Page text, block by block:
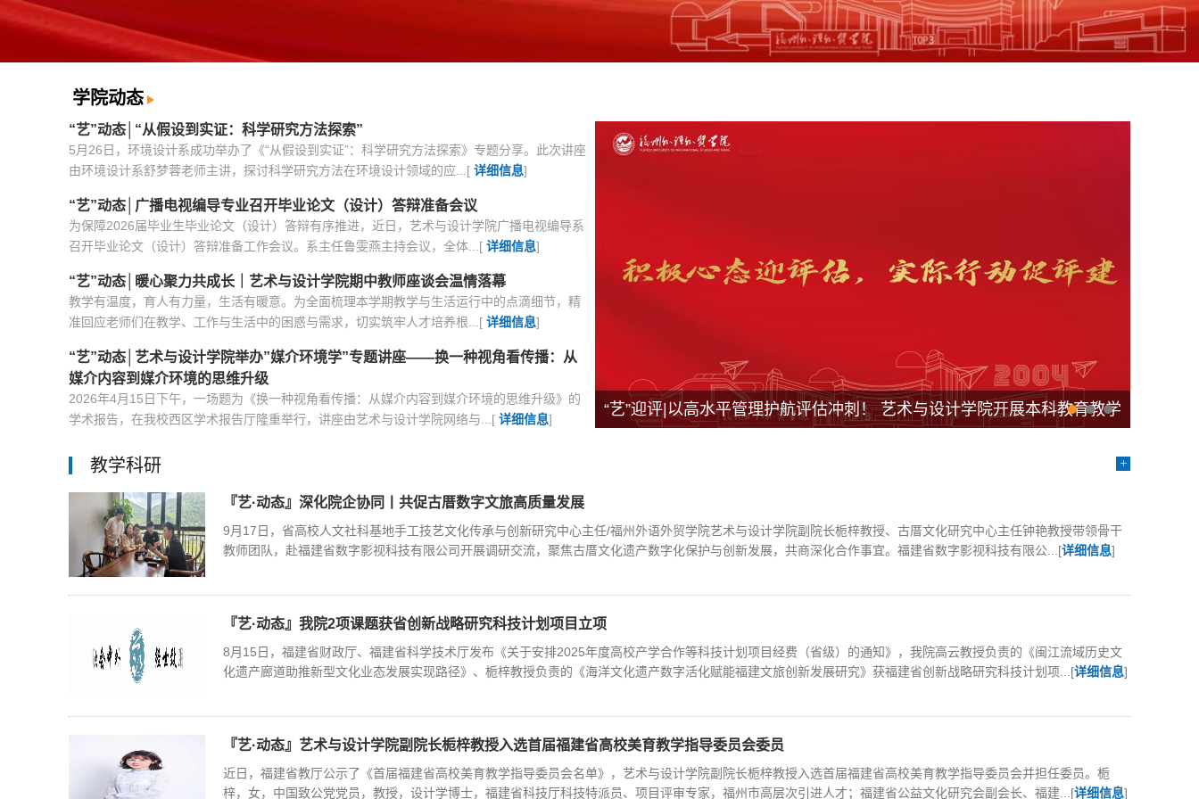
学院动态
“艺”动态│“从假设到实证：科学研究方法探索”
5月26日，环境设计系成功举办了《“从假设到实证”：科学研究方法探索》专题分享。此次讲座
由环境设计系舒梦蓉老师主讲，探讨科学研究方法在环境设计领域的应...[ 详细信息]
“艺”动态│广播电视编导专业召开毕业论文（设计）答辩准备会议
为保障2026届毕业生毕业论文（设计）答辩有序推进，近日，艺术与设计学院广播电视编导系
召开毕业论文（设计）答辩准备工作会议。系主任鲁雯燕主持会议，全体...[ 详细信息]
“艺”动态│暖心聚力共成长｜艺术与设计学院期中教师座谈会温情落幕
教学有温度，育人有力量，生活有暖意。为全面梳理本学期教学与生活运行中的点滴细节，精
准回应老师们在教学、工作与生活中的困惑与需求，切实筑牢人才培养根...[ 详细信息]
“艺”动态│艺术与设计学院举办”媒介环境学”专题讲座——换一种视角看传播：从
媒介内容到媒介环境的思维升级
2026年4月15日下午，一场题为《换一种视角看传播：从媒介内容到媒介环境的思维升级》的
学术报告，在我校西区学术报告厅隆重举行，讲座由艺术与设计学院网络与...[ 详细信息]
“艺”迎评|以高水平管理护航评估冲刺！ 艺术与设计学院开展本科教育教学
教学科研
『艺·动态』深化院企协同丨共促古厝数字文旅高质量发展
9月17日，省高校人文社科基地手工技艺文化传承与创新研究中心主任/福州外语外贸学院艺术与设计学院副院长栀梓教授、古厝文化研究中心主任钟艳教授带领骨干
教师团队，赴福建省数字影视科技有限公司开展调研交流，聚焦古厝文化遗产数字化保护与创新发展，共商深化合作事宜。福建省数字影视科技有限公...[详细信息]
『艺·动态』我院2项课题获省创新战略研究科技计划项目立项
8月15日，福建省财政厅、福建省科学技术厅发布《关于安排2025年度高校产学合作等科技计划项目经费（省级）的通知》，我院高云教授负责的《闽江流域历史文
化遗产廊道助推新型文化业态发展实现路径》、栀梓教授负责的《海洋文化遗产数字活化赋能福建文旅创新发展研究》获福建省创新战略研究科技计划项...[详细信息]
『艺·动态』艺术与设计学院副院长栀梓教授入选首届福建省高校美育教学指导委员会委员
近日，福建省教厅公示了《首届福建省高校美育教学指导委员会名单》，艺术与设计学院副院长栀梓教授入选首届福建省高校美育教学指导委员会并担任委员。栀
梓，女，中国致公党党员，教授，设计学博士，福建省科技厅科技特派员、项目评审专家，福州市高层次引进人才；福建省公益文化研究会副会长、福建...[详细信息]